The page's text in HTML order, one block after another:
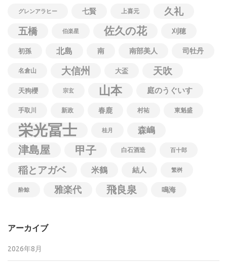
グレンアラヒー 七賢 上喜元
久礼
五橋
伯楽星 佐久の花 刈穂
初孫 北島 南 南部美人 司牡丹
名倉山 大信州 大盃 天吹
天狗櫻 宗玄 山本 庭のうぐいす
手取川 新政 春鹿 村祐 東魁盛
栄光冨士 桂月 森嶋
津島屋 甲子 白石酒造 百十郎
稲とアガベ 米鶴 結人 繁桝
酔鯨 雅楽代 飛良泉 鳴海
アーカイブ
2026年8月